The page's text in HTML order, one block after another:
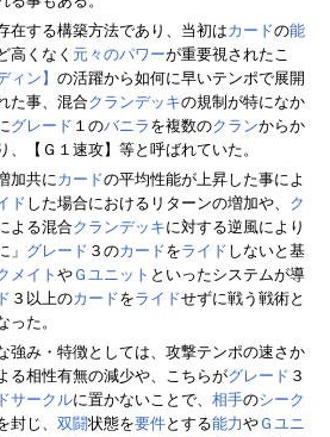
在する構築方法であり、当初はカードの能
高くなく 元々のパワーが重要視されたこ
ィン】 の活躍から如何に早いテンポで展開
た事、混合クランデッキの規制が特になか
グレード １のバニラ を複数のクランからか
、【Ｇ１速攻】等と呼ばれていた。
加共にカードの平均性能が上昇した事によ
ド した場合におけるリターンの増加や、 ク
よる混合クランデッキに対する逆風により
」 グレード ３のカードをライド しないと基
メイト や Ｇユニット といったシステムが導
３以上のカードをライドせずに戦う戦術と
った。
み・特徴としては、攻撃テンポの速さか
る相性有無の減少や、こちらがグレード ３
サークルに置かないことで、 相手のシーク
封じ、 双闘状態を要件とする能力や Ｇユニ